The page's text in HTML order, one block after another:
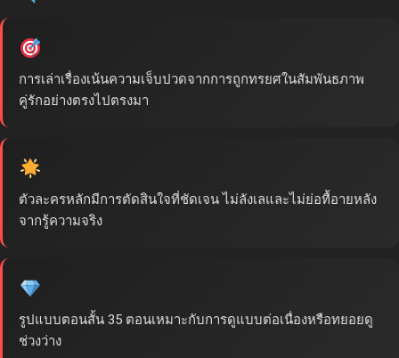
การเล่าเรื่องเน้นความเจ็บปวดจากการถูกทรยศในสัมพันธภาพ
คู่รักอย่างตรงไปตรงมา
ตัวละครหลักมีการตัดสินใจที่ชัดเจน ไม่ลังเลและไม่ย่อทื้อายหลัง
จากรู้ความจริง
รูปแบบตอนสั้น 35 ตอนเหมาะกับการดูแบบต่อเนื่องหรือทยอยดู
ช่วงว่าง